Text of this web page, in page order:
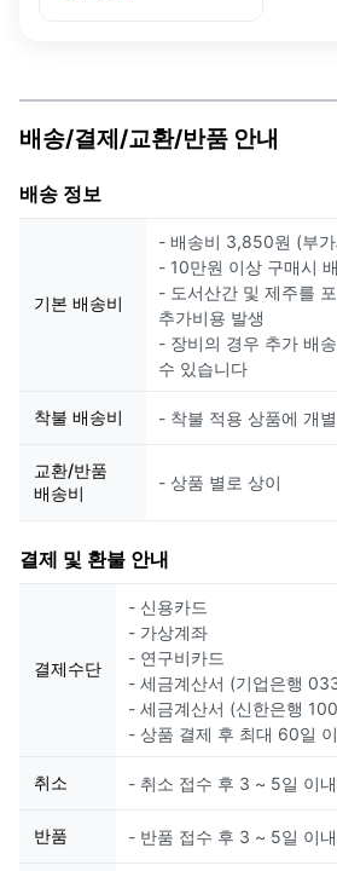
배송/결제/교환/반품 안내
배송 정보
기본 배송비
- 배송비 3,850원 (부
- 10만원 이상 구매시
- 도서산간 및 제주를
추가비용 발생
- 장비의 경우 추가 배
수 있습니다
착불 배송비 - 착불 적용 상품에 개
교환/반품
배송비
- 상품 별로 상이
결제 및 환불 안내
결제수단
- 신용카드
- 가상계좌
- 연구비카드
- 세금계산서 (기업은행
- 세금계산서 (신한은행
- 상품 결제 후 최대 60일
취소 - 취소 접수 후 3 ~ 5일 이
반품 - 반품 접수 후 3 ~ 5일 이